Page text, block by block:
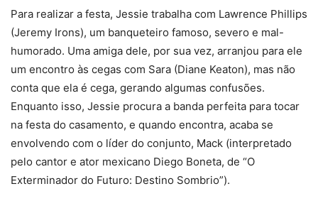
Para realizar a festa, Jessie trabalha com Lawrence Phillips
(Jeremy Irons), um banqueteiro famoso, severo e mal-
humorado. Uma amiga dele, por sua vez, arranjou para ele
um encontro às cegas com Sara (Diane Keaton), mas não
conta que ela é cega, gerando algumas confusões.
Enquanto isso, Jessie procura a banda perfeita para tocar
na festa do casamento, e quando encontra, acaba se
envolvendo com o líder do conjunto, Mack (interpretado
pelo cantor e ator mexicano Diego Boneta, de “O
Exterminador do Futuro: Destino Sombrio”).